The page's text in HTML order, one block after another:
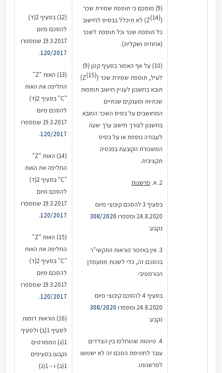
(9) מוסכם כי תוספת שמירת שכר
(Z
(14) ) לא תיכלל בבסיס לחישוב
כל תוספת שכר וכל תוספת לשכר
(אחוזית ושקלית).
(10) על אף האמור בסעיף קטן (9)
לעיל, תוספת שמירת שכר (Z(15)
)
תובא בחשבון לעניין חישוב תוספות
שנתיות ומענקים שנתיים
המחושבים על בסיס השכר המובא
בחשבון לצורך חישוב ערך שעה
לעבודה נוספת או על בסיס
המשכורת הקובעת בפנסיה
תקציבית.
2. א. פרשנות
בסעיף 3 להסכם קיבוצי מיום
24.8.2020 ומספרו
308/2020
נקבע:
3. אין באזכור הוראות התקשי"ר
בהסכם זה, כדי לשנות ממעמדן
הנורמטיבי.
בסעיף 4 להסכם קיבוצי מיום
24.8.2020 ומספרו
308/2020
נקבע:
4. טיוטות שהוחלפו בין הצדדים
עובר לחתימת הסכם זה לא ישמשו
לפרשנותו.
(12) בסעיף 2(ד)
להסכם מיום
19.3.2017 שמספרו
120/2017
.
(13) האות "Z"
החליפה את האות
"C" בסעיף 2(ד)
להסכם מיום
19.3.2017 שמספרו
120/2017
.
(14) האות "Z"
החליפה את האות
"C" בסעיף 2(ד)
להסכם מיום
19.3.2017 שמספרו
120/2017
.
(15) האות "Z"
החליפה את האות
"C" בסעיף 2(ד)
להסכם מיום
19.3.2017 שמספרו
120/2017
.
(16) הוראות דומות
לסעיף 1(ב) ולסעיף
1(ג) המפורטים
נקבעו בסעיפים
1(ב) ו – 1(ג)